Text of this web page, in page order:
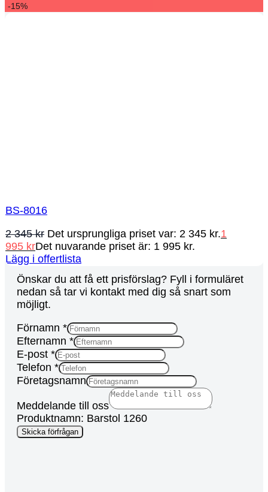
-15%
BS-8016
2 345kr Det ursprungliga priset var: 2 345 kr.1
995 krDet nuvarande priset är: 1 995 kr.
Lägg i offertlista
Önskar du att få ett prisförslag? Fyll i formuläret
nedan så tar vi kontakt med dig så snart som
möjligt.
Förnamn *
Efternamn *
E-post *
Telefon *
Företagsnamn
post
Telefon
Campaign
Meddelande till oss
Produktnamn: Barstol 1260
Skicka förfrågan